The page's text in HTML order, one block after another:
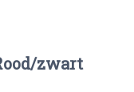
zwart